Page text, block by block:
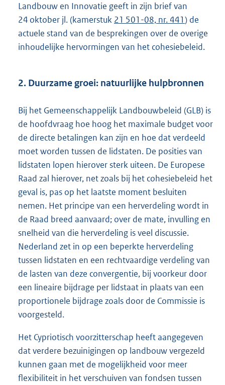
Landbouw en Innovatie geeft in zijn brief van
24 oktober jl. (kamerstuk 21 501-08, nr. 441) de
actuele stand van de besprekingen over de overige
inhoudelijke hervormingen van het cohesiebeleid.
2. Duurzame groei: natuurlijke hulpbronnen
Bij het Gemeenschappelijk Landbouwbeleid (GLB) is
de hoofdvraag hoe hoog het maximale budget voor
de directe betalingen kan zijn en hoe dat verdeeld
moet worden tussen de lidstaten. De posities van
lidstaten lopen hierover sterk uiteen. De Europese
Raad zal hierover, net zoals bij het cohesiebeleid het
geval is, pas op het laatste moment besluiten
nemen. Het principe van een herverdeling wordt in
de Raad breed aanvaard; over de mate, invulling en
snelheid van die herverdeling is veel discussie.
Nederland zet in op een beperkte herverdeling
tussen lidstaten en een rechtvaardige verdeling van
de lasten van deze convergentie, bij voorkeur door
een lineaire bijdrage per lidstaat in plaats van een
proportionele bijdrage zoals door de Commissie is
voorgesteld.
Het Cypriotisch voorzitterschap heeft aangegeven
dat verdere bezuinigingen op landbouw vergezeld
kunnen gaan met de mogelijkheid voor meer
flexibiliteit in het verschuiven van fondsen tussen